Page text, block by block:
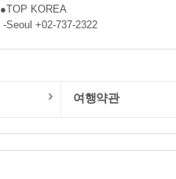
●TOP KOREA
-Seoul +02-737-2322
여행약관